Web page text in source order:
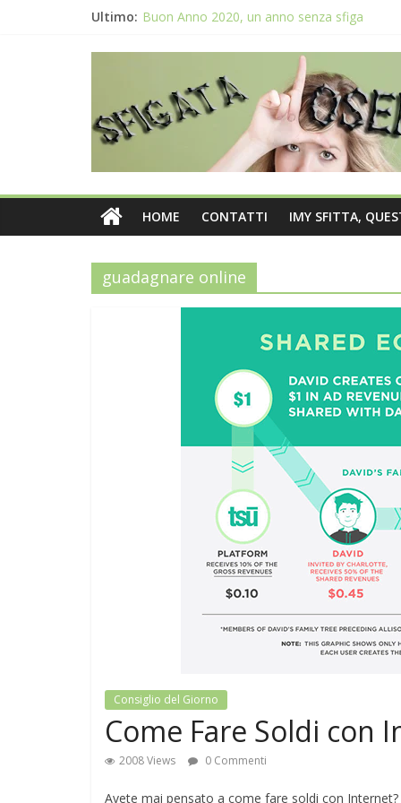
Ultimo: Buon Anno 2020, un anno senza sfiga
Qual è il numero più sfortunato? Info e
La sfortuna mi perseguita anche con la spesa
Il 2020 anno bisestile porta sfortuna
HOME CONTATTI IMY SFITTA,
guadagnare online
Consiglio del Giorno
Come Fare Soldi con
2008 Views 0 Commenti
Avete mai pensato a come fare soldi con